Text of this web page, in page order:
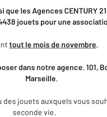
que les Agences CENTURY
jouets pour une
tout le mois de novembre,
dans notre agence, 101,
Marseille,
des jouets auxquels vous
seconde vie.